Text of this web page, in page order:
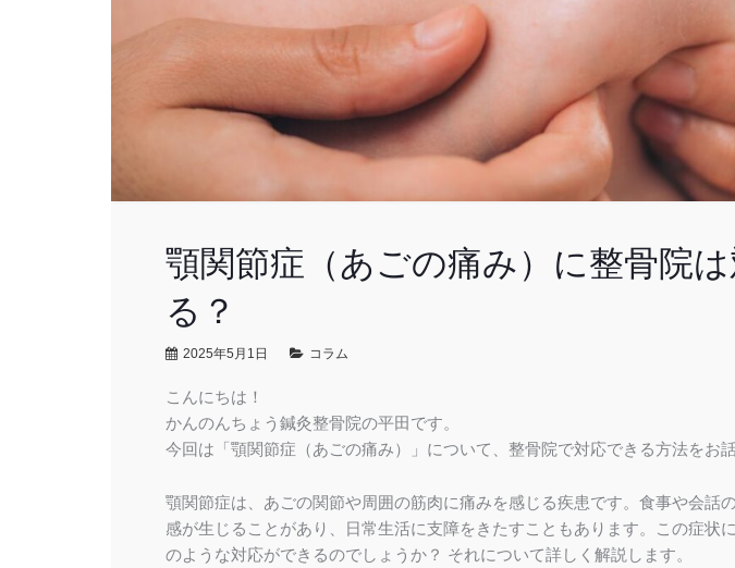
顎関節症（あごの痛み）に整骨院は
る？
2025年5月1日 コラム
こんにちは！
かんのんちょう鍼灸整骨院の平田です。
今回は「顎関節症（あごの痛み）」について、整骨院で対応できる方法をお話
顎関節症は、あごの関節や周囲の筋肉に痛みを感じる疾患です。食事や会話
感が生じることがあり、日常生活に支障をきたすこともあります。この症状
のような対応ができるのでしょうか？ それについて詳しく解説します。